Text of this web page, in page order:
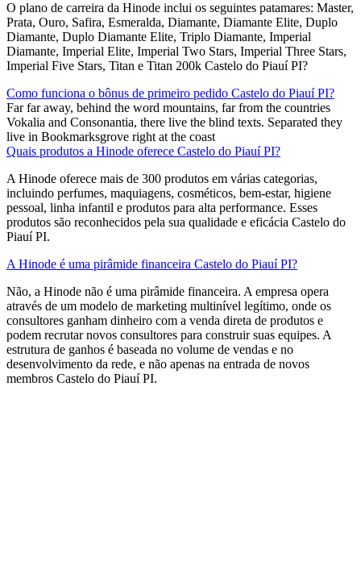
O plano de carreira da Hinode inclui os seguintes patamares: Master,
Prata, Ouro, Safira, Esmeralda, Diamante, Diamante Elite, Duplo
Diamante, Duplo Diamante Elite, Triplo Diamante, Imperial
Diamante, Imperial Elite, Imperial Two Stars, Imperial Three Stars,
Imperial Five Stars, Titan e Titan 200k Castelo do Piauí PI?
Como funciona o bônus de primeiro pedido Castelo do Piauí PI?
Far far away, behind the word mountains, far from the countries
Vokalia and Consonantia, there live the blind texts. Separated they
live in Bookmarksgrove right at the coast
Quais produtos a Hinode oferece Castelo do Piauí PI?
A Hinode oferece mais de 300 produtos em várias categorias,
incluindo perfumes, maquiagens, cosméticos, bem-estar, higiene
pessoal, linha infantil e produtos para alta performance. Esses
produtos são reconhecidos pela sua qualidade e eficácia Castelo do
Piauí PI.
A Hinode é uma pirâmide financeira Castelo do Piauí PI?
Não, a Hinode não é uma pirâmide financeira. A empresa opera
através de um modelo de marketing multinível legítimo, onde os
consultores ganham dinheiro com a venda direta de produtos e
podem recrutar novos consultores para construir suas equipes. A
estrutura de ganhos é baseada no volume de vendas e no
desenvolvimento da rede, e não apenas na entrada de novos
membros​ Castelo do Piauí PI.